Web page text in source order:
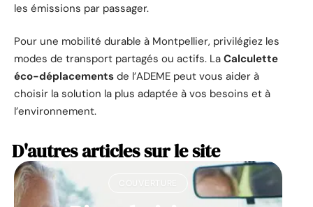
les émissions par passager.
Pour une mobilité durable à Montpellier, privilégiez les
modes de transport partagés ou actifs. La Calculette
éco-déplacements de l’ADEME peut vous aider à
choisir la solution la plus adaptée à vos besoins et à
l’environnement.
D'autres articles sur le site